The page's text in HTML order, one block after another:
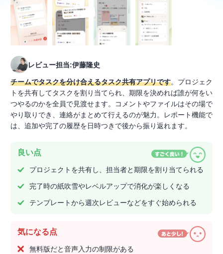
レビュー担当:伊藤隆史
チームでタスクを分け合えるタスク共有アプリです。プロジェク
トを共有してタスクを割り当てられ、期限を決めれば誰が何をい
つやるのかを全員で見渡せます。コメントやファイルはその場で
やり取りでき、連絡がまとめて行えるのが魅力。レポート機能で
は、追加や完了の履歴を日時つきで後から振り返れます。
良い点
プロジェクトを共有し、担当者と期限を割り当てられる
完了時の紙吹雪やレベルアップで消化が楽しくなる
テンプレートから週次レビューなどをすぐ始められる
気になる点
無料版だと音声入力の制限がある